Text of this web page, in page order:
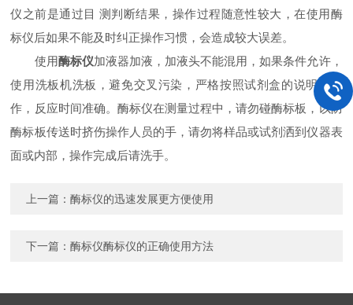
仪之前是通过目 测判断结果，操作过程随意性较大，在使用酶
标仪后如果不能及时纠正操作习惯，会造成较大误差。
使用酶标仪加液器加液，加液头不能混用，如果条件允许，
使用洗板机洗板，避免交叉污染，严格按照试剂盒的说明书操
作，反应时间准确。酶标仪在测量过程中，请勿碰酶标板，以防
酶标板传送时挤伤操作人员的手，请勿将样品或试剂洒到仪器表
面或内部，操作完成后请洗手。
上一篇：酶标仪的迅速发展更方便使用
下一篇：酶标仪酶标仪的正确使用方法